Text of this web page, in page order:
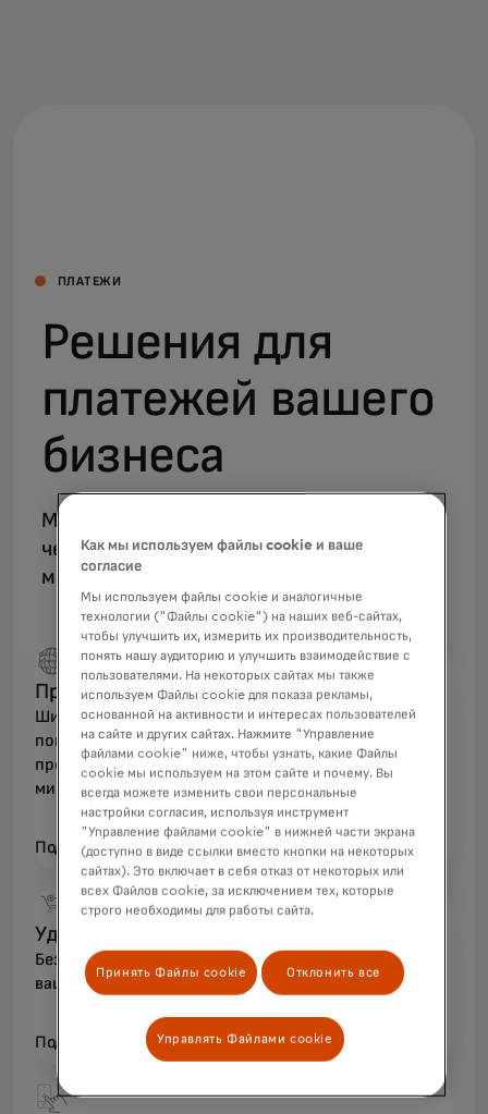
ПЛАТЕЖИ
Решения для
платежей вашего
бизнеса
Мы объединяем передовые технологии и
человеческий подход для создания
мощных персональных впечатлений.
Преимущества принятия
Широкий выбор, контроль и уверенность:
повышайте продажи, радуйте клиентов и
предлагайте удобные безопасные платежи по всему
миру.
Подробнее
Удобное оформление покупки
Безопасная, простая и быстрая оплата для вас и
ваших клиентов.
Подробнее
Как мы используем файлы cookie и ваше
согласие
Мы используем файлы cookie и аналогичные
технологии ("Файлы cookie") на наших веб-сайтах,
чтобы улучшить их, измерить их производительность,
понять нашу аудиторию и улучшить взаимодействие с
пользователями. На некоторых сайтах мы также
используем Файлы cookie для показа рекламы,
основанной на активности и интересах пользователей
на сайте и других сайтах. Нажмите "Управление
файлами cookie" ниже, чтобы узнать, какие Файлы
cookie мы используем на этом сайте и почему. Вы
всегда можете изменить свои персональные
настройки согласия, используя инструмент
"Управление файлами cookie" в нижней части экрана
(доступно в виде ссылки вместо кнопки на некоторых
сайтах). Это включает в себя отказ от некоторых или
всех Файлов cookie, за исключением тех, которые
строго необходимы для работы сайта.
Принять Файлы cookie Отклонить все
Управлять Файлами cookie